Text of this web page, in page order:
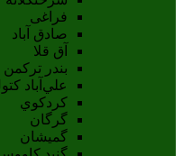
فراغی
صادق آباد
آق قلا
بندر ترکمن
علي‌آباد کتول
کردکوي
گرگان
گميشان